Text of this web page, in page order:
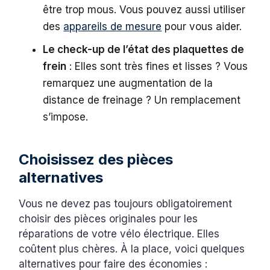
être trop mous. Vous pouvez aussi utiliser
des appareils de mesure pour vous aider.
Le check-up de l’état des plaquettes de
frein : Elles sont très fines et lisses ? Vous
remarquez une augmentation de la
distance de freinage ? Un remplacement
s’impose.
Choisissez des pièces
alternatives
Vous ne devez pas toujours obligatoirement
choisir des pièces originales pour les
réparations de votre vélo électrique. Elles
coûtent plus chères. À la place, voici quelques
alternatives pour faire des économies :